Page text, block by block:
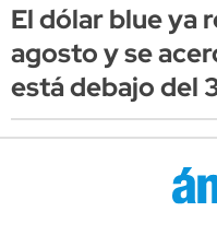
El dólar blue ya
agosto y se
está debajo del